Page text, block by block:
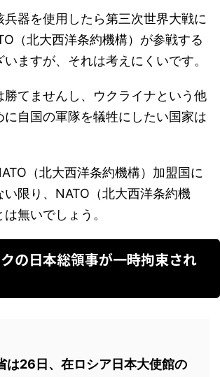
兵器を使用したら第三次世界大戦に
（北大西洋条約機構）が参戦する
ますが、それは考えにくいです。
勝てませんし、ウクライナという他
に自国の軍隊を犠牲にしたい国家は
（北大西洋条約機構）加盟国に
い限り、NATO（北大西洋条約機
無いでしょう。
の日本総領事が一時拘束され
は26日、在ロシア日本大使館の